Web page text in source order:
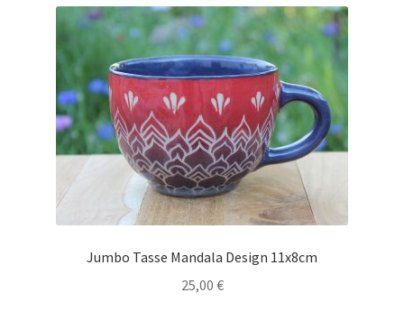
Jumbo Tasse Mandala Design 11x8cm
25,00 €